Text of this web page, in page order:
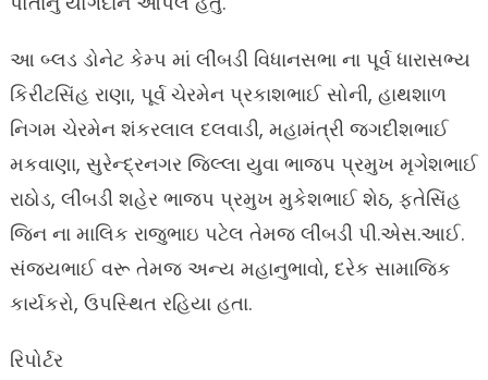
આ બ્લડ ડોનેટ કેમ્પ માં લીંબડી વિધાનસભા ના પૂર્વ ધારાસભ્ય
કિરીટસિંહ રાણા, પૂર્વ ચેરમેન પ્રકાશભાઈ સોની, હાથશાળ
નિગમ ચેરમેન શંકરલાલ દલવાડી, મહામંત્રી જગદીશભાઈ
મકવાણા, સુરેન્દ્રનગર જિલ્લા યુવા ભાજપ પ્રમુખ મૃગેશભાઈ
રાઠોડ, લીંબડી શહેર ભાજપ પ્રમુખ મુકેશભાઈ શેઠ, ફતેસિંહ
જિન ના માલિક રાજુભાઇ પટેલ તેમજ લીંબડી પી.એસ.આઈ.
સંજયભાઈ વરૂ તેમજ અન્ય મહાનુભાવો, દરેક સામાજિક
કાર્યકરો, ઉપસ્થિત રહિયા હતા.
રિપોર્ટર